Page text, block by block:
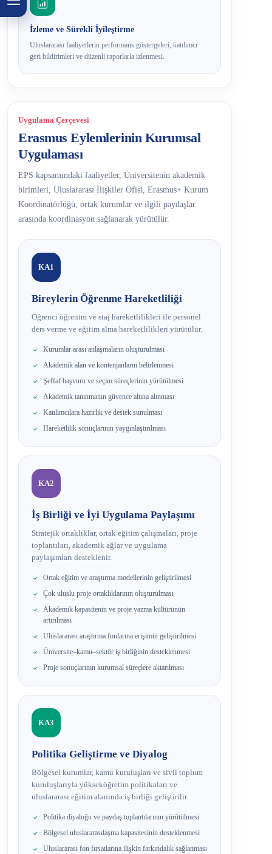
İzleme ve Sürekli İyileştirme
Uluslararası faaliyetlerin performans göstergeleri, katılımcı
geri bildirimleri ve düzenli raporlarla izlenmesi.
Uygulama Çerçevesi
Erasmus Eylemlerinin Kurumsal
Uygulaması
EPS kapsamındaki faaliyetler, Üniversitenin akademik
birimleri, Uluslararası İlişkiler Ofisi, Erasmus+ Kurum
Koordinatörlüğü, ortak kurumlar ve ilgili paydaşlar
arasında koordinasyon sağlanarak yürütülür.
KA1
Bireylerin Öğrenme Hareketliliği
Öğrenci öğrenim ve staj hareketlilikleri ile personel
ders verme ve eğitim alma hareketlilikleri yürütülür.
Kurumlar arası anlaşmaların oluşturulması
Akademik alan ve kontenjanların belirlenmesi
Şeffaf başvuru ve seçim süreçlerinin yürütülmesi
Akademik tanınmanın güvence altına alınması
Katılımcılara hazırlık ve destek sunulması
Hareketlilik sonuçlarının yaygınlaştırılması
KA2
İş Birliği ve İyi Uygulama Paylaşımı
Stratejik ortaklıklar, ortak eğitim çalışmaları, proje
toplantıları, akademik ağlar ve uygulama
paylaşımları desteklenir.
Ortak eğitim ve araştırma modellerinin geliştirilmesi
Çok uluslu proje ortaklıklarının oluşturulması
Akademik kapasitenin ve proje yazma kültürünün
artırılması
Uluslararası araştırma fonlarına erişimin geliştirilmesi
Üniversite–kamu–sektör iş birliğinin desteklenmesi
Proje sonuçlarının kurumsal süreçlere aktarılması
KA3
Politika Geliştirme ve Diyalog
Bölgesel kurumlar, kamu kuruluşları ve sivil toplum
kuruluşlarıyla yükseköğretim politikaları ve
uluslararası eğitim alanında iş birliği geliştirilir.
Politika diyaloğu ve paydaş toplantılarının yürütülmesi
Bölgesel uluslararasılaşma kapasitesinin desteklenmesi
Uluslararası fon fırsatlarına ilişkin farkındalık sağlanması